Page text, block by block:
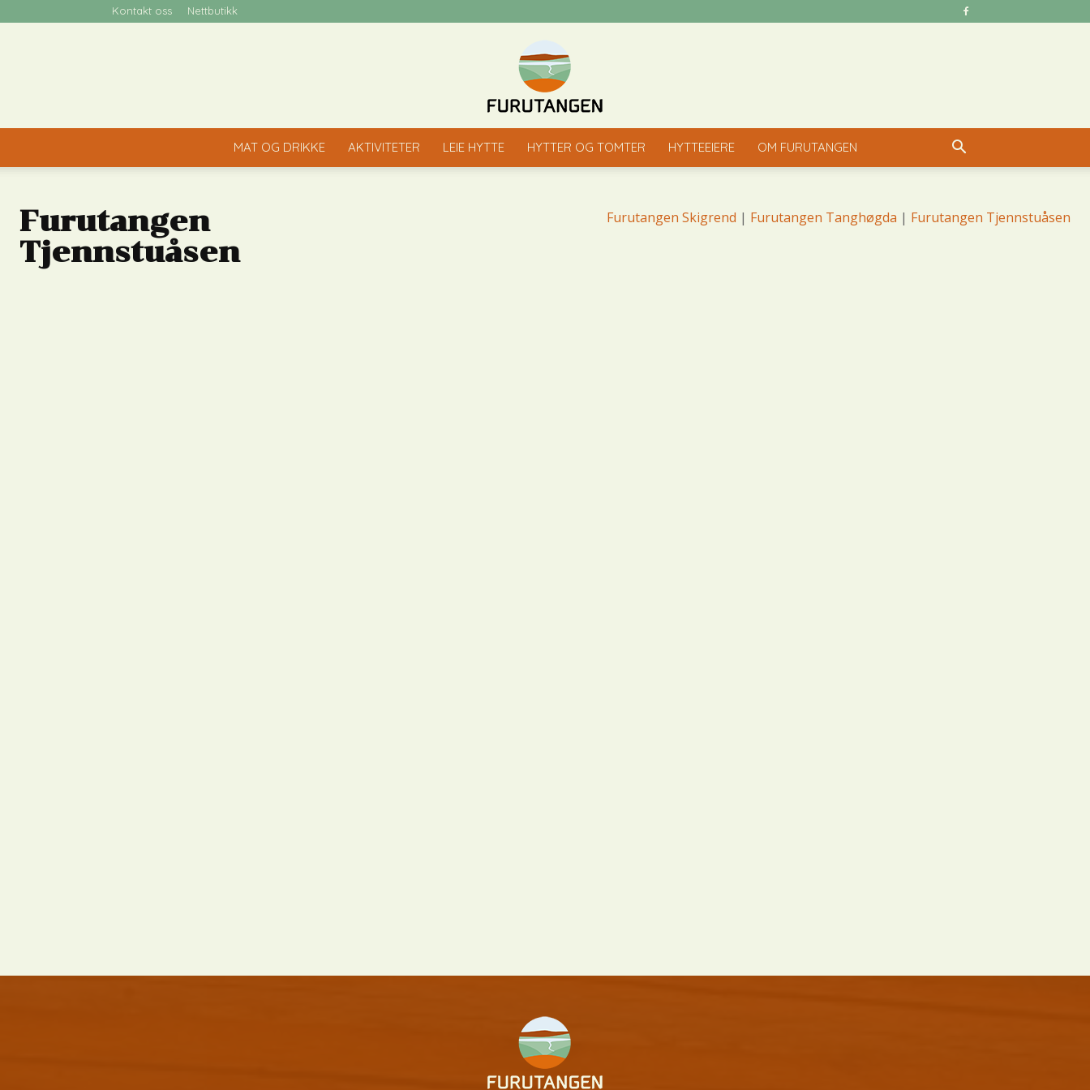
Kontakt oss Nettbutikk
Furutangen
MAT OG DRIKKE AKTIVITETER LEIE HYTTE HYTTER OG TOMTER HYTTEEIERE OM FURUTANGEN
Furutangen
Tjennstuåsen
Furutangen Skigrend | Furutangen Tanghøgda | Furutangen Tjennstuåsen